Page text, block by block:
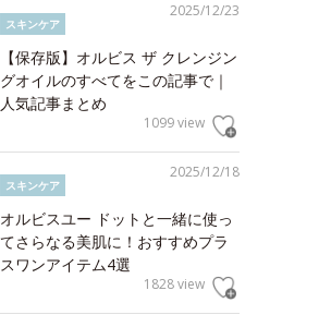
2025/12/23
スキンケア
【保存版】オルビス ザ クレンジン
グオイルのすべてをこの記事で｜
人気記事まとめ
1099 view
2025/12/18
スキンケア
オルビスユー ドットと一緒に使っ
てさらなる美肌に！おすすめプラ
スワンアイテム4選
1828 view